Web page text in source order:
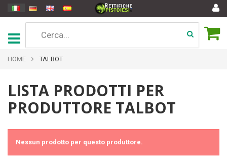
HOME TALBOT
LISTA PRODOTTI PER
PRODUTTORE TALBOT
Nessun prodotto per questo produttore.